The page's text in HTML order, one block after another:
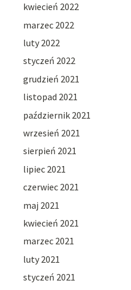
kwiecień 2022
marzec 2022
luty 2022
styczeń 2022
grudzień 2021
listopad 2021
październik 2021
wrzesień 2021
sierpień 2021
lipiec 2021
czerwiec 2021
maj 2021
kwiecień 2021
marzec 2021
luty 2021
styczeń 2021